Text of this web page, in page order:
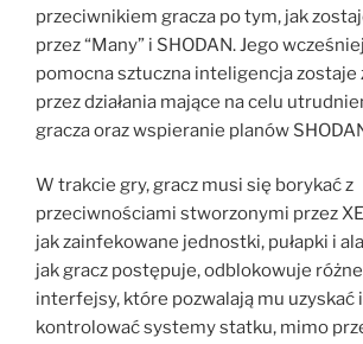
przeciwnikiem gracza po tym, jak
przez “Many” i SHODAN. Jego
pomocna sztuczna inteligencja zostaje
przez działania mające na celu
gracza oraz wspieranie planów
W trakcie gry, gracz musi się borykać z
przeciwnościami stworzonymi przez
jak zainfekowane jednostki, pułapki i
jak gracz postępuje, odblokowuje
interfejsy, które pozwalają mu uzyskać
kontrolować systemy statku, mimo